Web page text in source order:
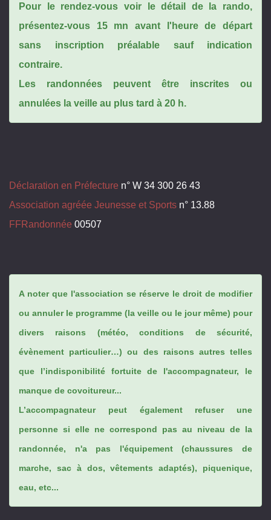
Pour le rendez-vous voir le détail de la rando,
présentez-vous 15 mn avant l'heure de départ
sans inscription préalable sauf indication
contraire.
Les randonnées peuvent être inscrites ou
annulées la veille au plus tard à 20 h.
Déclaration en Préfecture n° W 34 300 26 43
Association agréée Jeunesse et Sports n° 13.88
FFRandonnée 00507
A noter que l'association se réserve le droit de modifier
ou annuler le programme (la veille ou le jour même) pour
divers raisons (météo, conditions de sécurité,
évènement particulier…) ou des raisons autres telles
que l’indisponibilité fortuite de l'accompagnateur, le
manque de covoitureur...
L’accompagnateur peut également refuser une
personne si elle ne correspond pas au niveau de la
randonnée, n'a pas l'équipement (chaussures de
marche, sac à dos, vêtements adaptés), piquenique,
eau, etc...